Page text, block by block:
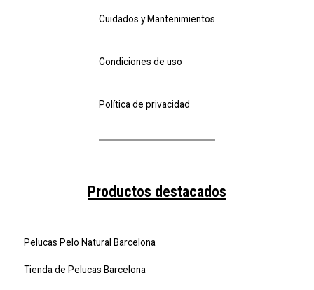
Cuidados y Mantenimientos
Condiciones de uso
Política de privacidad
Productos destacados
Pelucas Pelo Natural Barcelona
Tienda de Pelucas Barcelona